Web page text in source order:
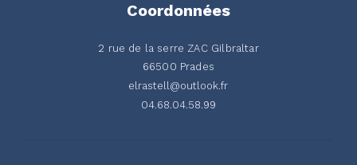
Coordonnées
2 rue de la serre ZAC Gilbraltar
66500 Prades
elrastell@outlook.fr
04.68.04.58.99